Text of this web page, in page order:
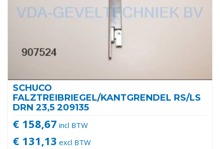
SCHUCO
FALZTREIBRIEGEL/KANTGRENDEL RS/LS
DRN 23,5 209135
€ 158,67 incl BTW
€ 131,13 excl BTW